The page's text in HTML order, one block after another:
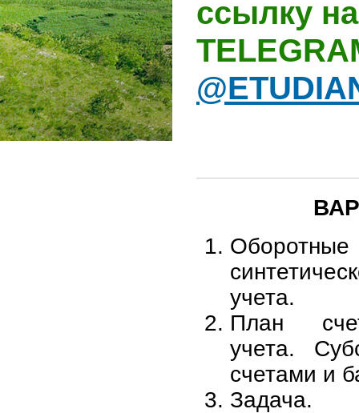
ссылку
Оборотные
учета.
План
учета.
счетами и
Задача.